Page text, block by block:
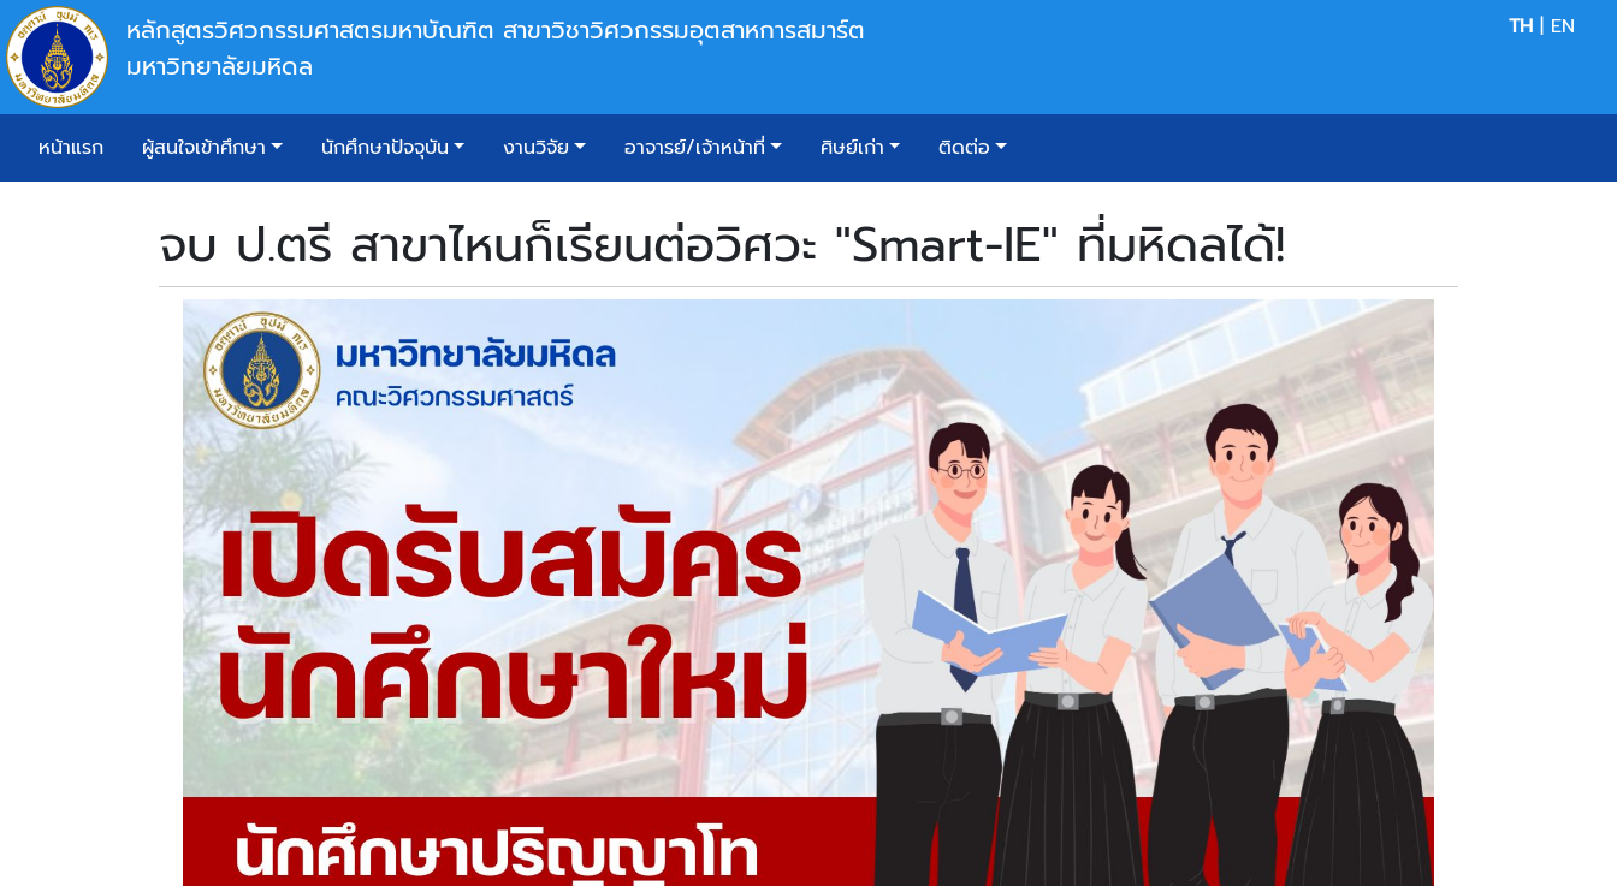
หลักสูตรวิศวกรรมศาสตรมหาบัณฑิต สาขาวิชาวิศวกรรมอุตสาหการสมาร์ต
มหาวิทยาลัยมหิดล
TH | EN
หน้าแรก ผู้สนใจเข้าศึกษา นักศึกษาปัจจุบัน งานวิจัย อาจารย์/เจ้าหน้าที่ ศิษย์เก่า ติดต่อ
จบ ป.ตรี สาขาไหนก็เรียนต่อวิศวะ "Smart-IE" ที่มหิดลได้!